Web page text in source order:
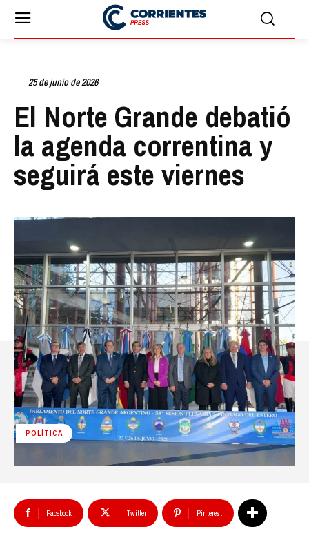
25 de junio de 2026
El Norte Grande debatió
la agenda correntina y
seguirá este viernes
POLÍTICA
Facebook Twitter Pinterest